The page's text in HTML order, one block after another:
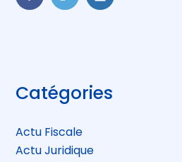
FaceBook
TwitterLinkedIn
Blog
sidebar
Catégories
Actu Fiscale
Actu Juridique